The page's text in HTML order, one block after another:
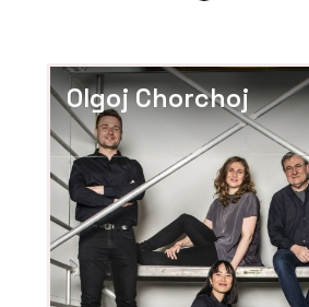
Olgoj Chorchoj